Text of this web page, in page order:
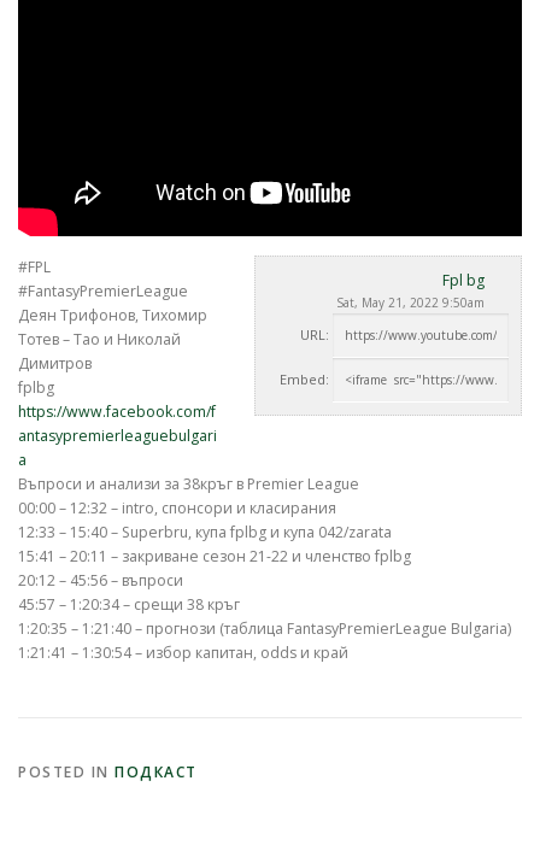
Fpl bg
Sat, May 21, 2022 9:50am
URL:
Embed:
#FPL
#FantasyPremierLeague
Деян Трифонов, Тихомир
Тотев – Тао и Николай
Димитров
fplbg
https://www.facebook.com/f
antasypremierleaguebulgari
a
Въпроси и анализи за 38кръг в Premier League
00:00 – 12:32 – intro, спонсори и класирания
12:33 – 15:40 – Superbru, купа fplbg и купа 042/zarata
15:41 – 20:11 – закриване сезон 21-22 и членство fplbg
20:12 – 45:56 – въпроси
45:57 – 1:20:34 – срещи 38 кръг
1:20:35 – 1:21:40 – прогнози (таблица FantasyPremierLeague Bulgaria)
1:21:41 – 1:30:54 – избор капитан, odds и край
POSTED IN ПОДКАСТ